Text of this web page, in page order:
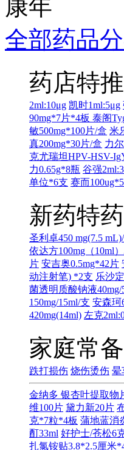
全部药品
药店特推
2ml:10μg 凯时1ml:5μg
90mg*7片*4板 泰阁
敏500mg*100片/盒 米
真200mg*30片/盒 力
克尤瑞坦HPV-HSV-
力0.65g*8瓶 谷强
单位*6支 赛而
新药特药
圣利卓450 mg(7.5
依达方100mg（10ml
片 安吉奥0.5mg*42片
动注射笔) *2支 乐沙
菌透明质酸钠液40mg/
150mg/15ml/支 安森珂
420mg(14ml) 左克
家庭常备
跌打损伤 烧伤烫伤 晕
金纳多 银杏叶提取物
维100片 黛力新20片
克*7粒*4板 蒲地蓝消
酊33ml 好护士/苍松6
扎氯铵贴3.8*2.5厘米